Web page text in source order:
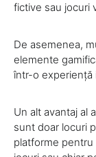
fictive sau jocuri
De asemenea,
elemente
într-o experiență
Un alt avantaj al
sunt doar locuri
platforme